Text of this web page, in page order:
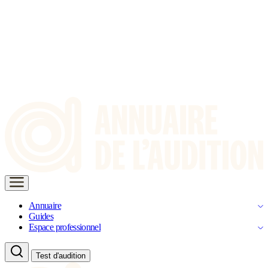
Annuaire
Guides
Espace professionnel
Test d'audition